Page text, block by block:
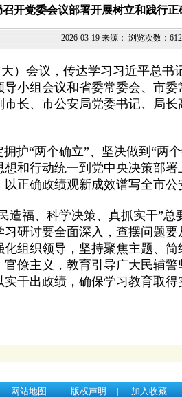
召开党委会议部署开展树立和践行
2026-03-19 来源： 浏览次数：
会议，传达学习习近平总书
小组会议和省委常委会、市
长、市公安局党委书记、局
“两个确立”、坚决做到“两
和行动统一到党中央决策部
正确政绩观新成效谱写全市公
福、科学决策、真抓实干”总
研讨要全面深入，查摆问题
组织领导，坚持聚焦主题、
僚主义，教育引导广大民辅
干出政绩，确保学习教育取得
网站地图 | 版权声明 | 加入收藏